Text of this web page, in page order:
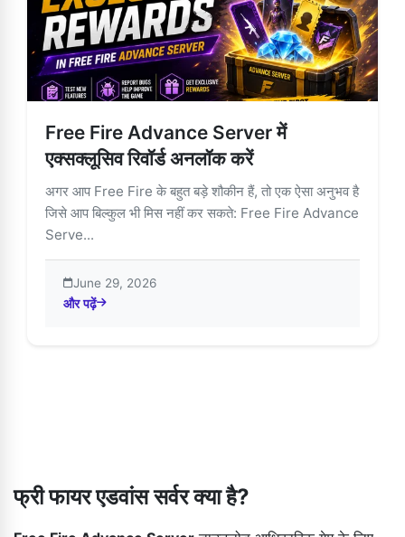
Free Fire Advance Server में
एक्सक्लूसिव रिवॉर्ड अनलॉक करें
अगर आप Free Fire के बहुत बड़े शौकीन हैं, तो एक ऐसा अनुभव है
जिसे आप बिल्कुल भी मिस नहीं कर सकते: Free Fire Advance
Serve...
June 29, 2026
और पढ़ें
about Free Fire Advance Server में एक्सक्लूसिव रिवॉर्ड अनलॉक
फ्री फायर एडवांस सर्वर क्या है?